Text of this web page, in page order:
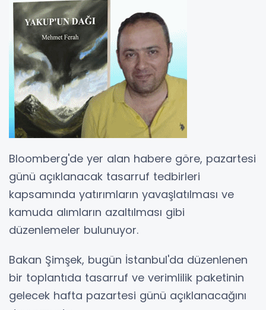
Bloomberg'de yer alan habere göre, pazartesi
günü açıklanacak tasarruf tedbirleri
kapsamında yatırımların yavaşlatılması ve
kamuda alımların azaltılması gibi
düzenlemeler bulunuyor.
Bakan Şimşek, bugün İstanbul'da düzenlenen
bir toplantıda tasarruf ve verimlilik paketinin
gelecek hafta pazartesi günü açıklanacağını